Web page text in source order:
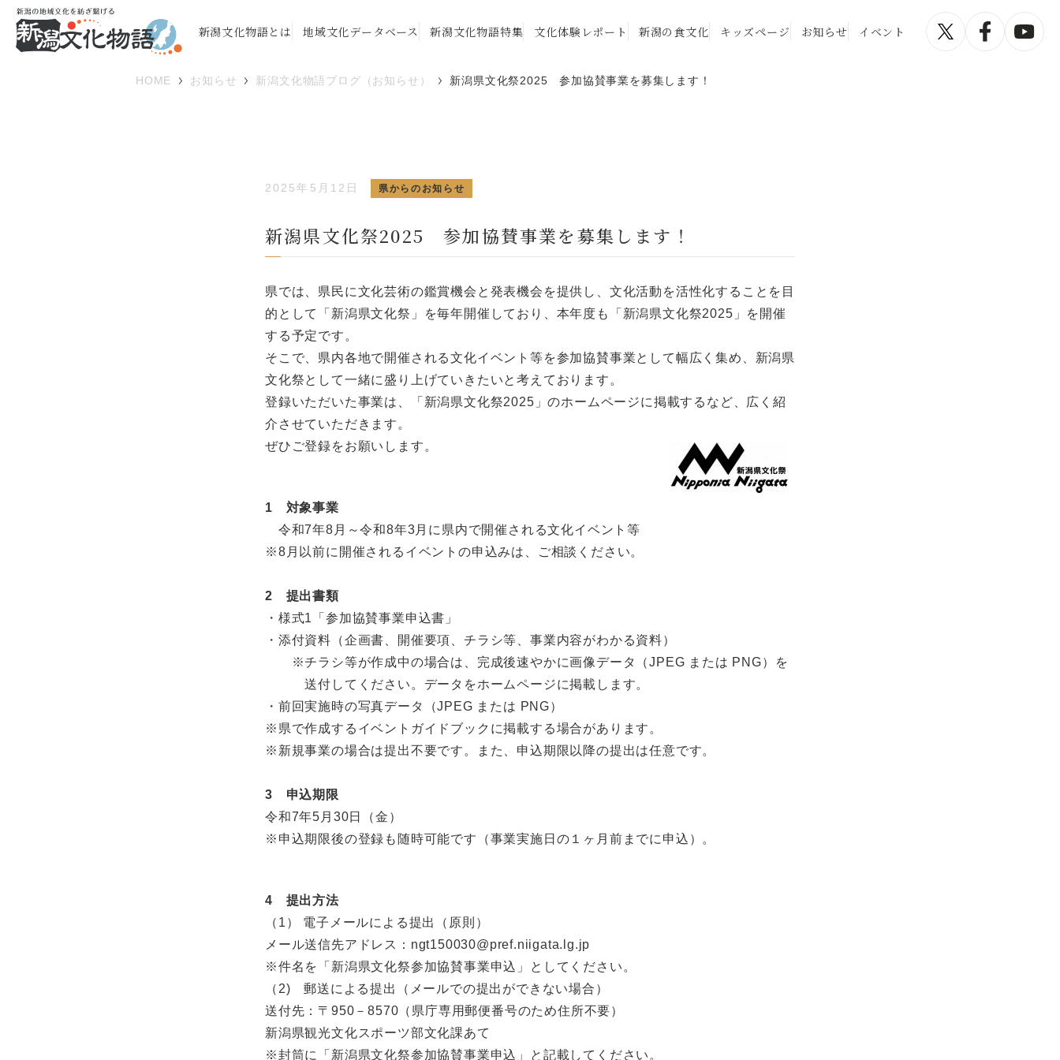
新潟文化物語とは 地域文化データベース 新潟文化物語特集 文化体験レポート 新潟の食文化 キッズページ お知らせ イベント
HOME お知らせ 新潟文化物語ブログ（お知らせ） 新潟県文化祭2025 参加協賛事業を募集します！
2025年5月12日 県からのお知らせ
新潟県文化祭2025 参加協賛事業を募集します！
県では、県民に文化芸術の鑑賞機会と発表機会を提供し、文化活動を活性化することを目
的として「新潟県文化祭」を毎年開催しており、本年度も「新潟県文化祭2025」を開催
する予定です。
そこで、県内各地で開催される文化イベント等を参加協賛事業として幅広く集め、新潟県
文化祭として一緒に盛り上げていきたいと考えております。
登録いただいた事業は、「新潟県文化祭2025」のホームページに掲載するなど、広く紹
介させていただきます。
ぜひご登録をお願いします。
1 対象事業
令和7年8月～令和8年3月に県内で開催される文化イベント等
※8月以前に開催されるイベントの申込みは、ご相談ください。
2 提出書類
・様式1「参加協賛事業申込書」
・添付資料（企画書、開催要項、チラシ等、事業内容がわかる資料）
​ ※チラシ等が作成中の場合は、完成後速やかに画像データ（JPEG または PNG）を
​ ​ 送付してください。データをホームページに掲載します。
・前回実施時の写真データ（JPEG または PNG）
※県で作成するイベントガイドブックに掲載する場合があります。
※新規事業の場合は提出不要です。また、申込期限以降の提出は任意です。
3 申込期限
令和7年5月30日（金）
※申込期限後の登録も随時可能です（事業実施日の１ヶ月前までに申込）。
4 提出方法
（1） 電子メールによる提出（原則）
メール送信先アドレス：ngt150030@pref.niigata.lg.jp
※件名を「新潟県文化祭参加協賛事業申込」としてください。
（2) 郵送による提出（メールでの提出ができない場合）
送付先：〒950－8570（県庁専用郵便番号のため住所不要）
新潟県観光文化スポーツ部文化課あて
※封筒に「新潟県文化祭参加協賛事業申込」と記載してください。